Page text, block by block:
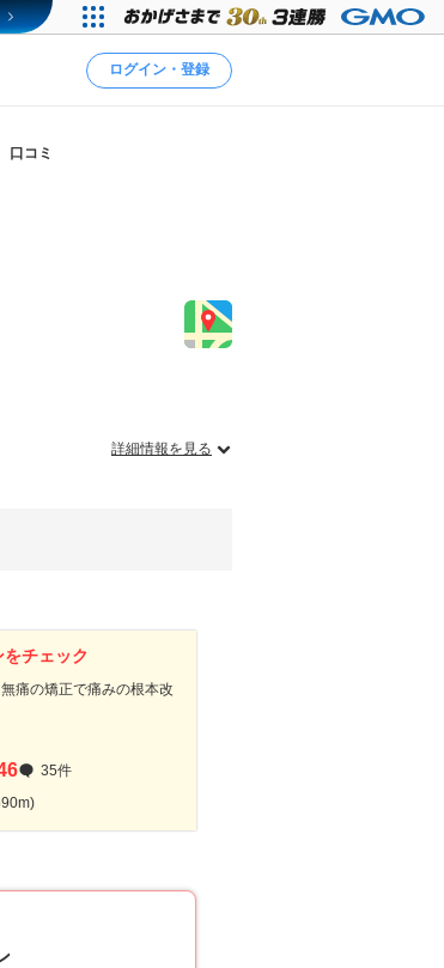
ログイン・登録
口コミ
詳細情報を見る
チェック
痛の矯正で痛みの根本改
35件